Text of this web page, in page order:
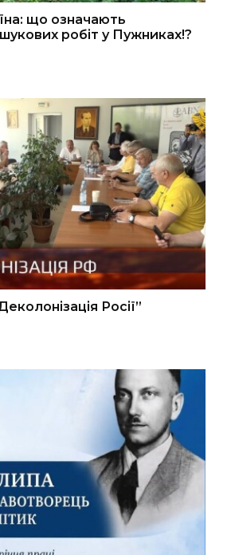
що означають
робіт у Пужниках!?
Росії”